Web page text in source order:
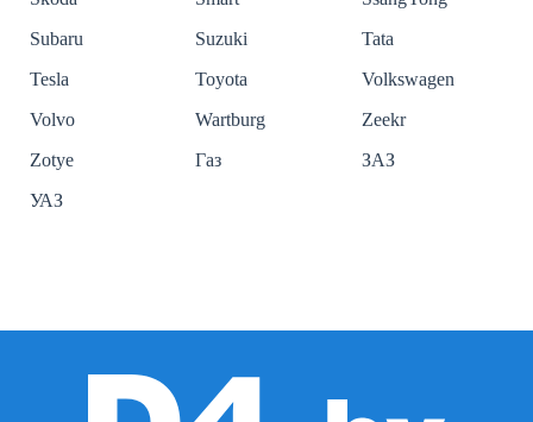
Subaru
Suzuki
Tata
Tesla
Toyota
Volkswagen
Volvo
Wartburg
Zeekr
Zotye
Газ
ЗАЗ
УАЗ